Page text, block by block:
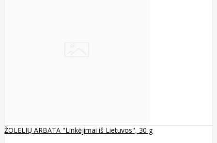
ŽOLELIŲ ARBATA "Linkėjimai iš Lietuvos", 30 g